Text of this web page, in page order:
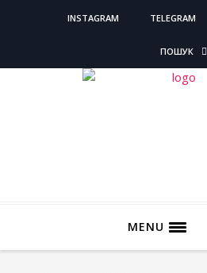
INSTAGRAM TELEGRAM
ПОШУК
MENU